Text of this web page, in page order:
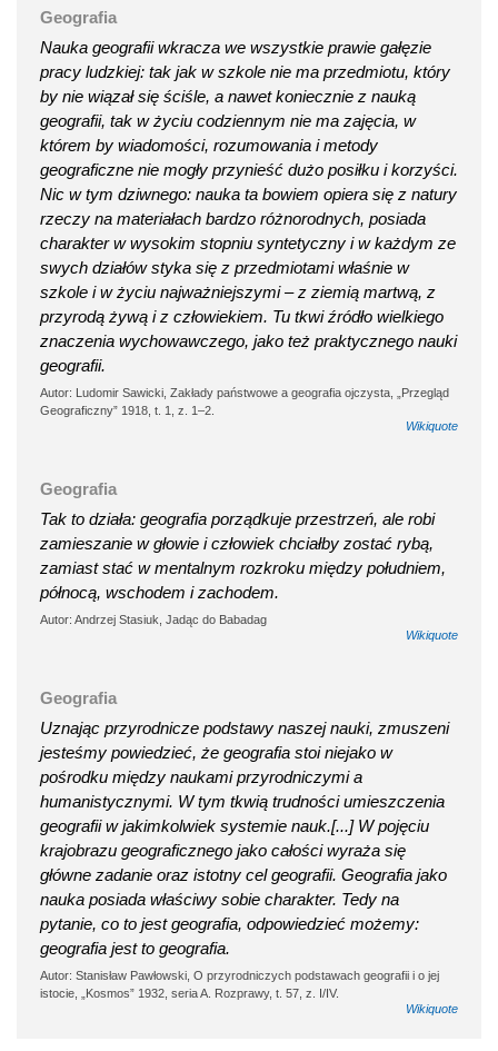
Geografia
Nauka geografii wkracza we wszystkie prawie gałęzie
pracy ludzkiej: tak jak w szkole nie ma przedmiotu, który
by nie wiązał się ściśle, a nawet koniecznie z nauką
geografii, tak w życiu codziennym nie ma zajęcia, w
którem by wiadomości, rozumowania i metody
geograficzne nie mogły przynieść dużo posiłku i korzyści.
Nic w tym dziwnego: nauka ta bowiem opiera się z natury
rzeczy na materiałach bardzo różnorodnych, posiada
charakter w wysokim stopniu syntetyczny i w każdym ze
swych działów styka się z przedmiotami właśnie w
szkole i w życiu najważniejszymi – z ziemią martwą, z
przyrodą żywą i z człowiekiem. Tu tkwi źródło wielkiego
znaczenia wychowawczego, jako też praktycznego nauki
geografii.
Autor: Ludomir Sawicki, Zakłady państwowe a geografia ojczysta, „Przegląd
Geograficzny” 1918, t. 1, z. 1–2.
Wikiquote
Geografia
Tak to działa: geografia porządkuje przestrzeń, ale robi
zamieszanie w głowie i człowiek chciałby zostać rybą,
zamiast stać w mentalnym rozkroku między południem,
północą, wschodem i zachodem.
Autor: Andrzej Stasiuk, Jadąc do Babadag
Wikiquote
Geografia
Uznając przyrodnicze podstawy naszej nauki, zmuszeni
jesteśmy powiedzieć, że geografia stoi niejako w
pośrodku między naukami przyrodniczymi a
humanistycznymi. W tym tkwią trudności umieszczenia
geografii w jakimkolwiek systemie nauk.[...] W pojęciu
krajobrazu geograficznego jako całości wyraża się
główne zadanie oraz istotny cel geografii. Geografia jako
nauka posiada właściwy sobie charakter. Tedy na
pytanie, co to jest geografia, odpowiedzieć możemy:
geografia jest to geografia.
Autor: Stanisław Pawłowski, O przyrodniczych podstawach geografii i o jej
istocie, „Kosmos” 1932, seria A. Rozprawy, t. 57, z. I/IV.
Wikiquote